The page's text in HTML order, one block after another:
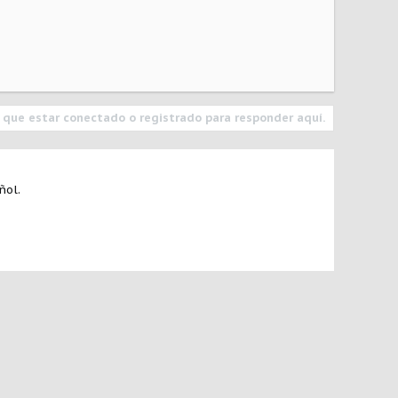
que estar conectado o registrado para responder aquí.